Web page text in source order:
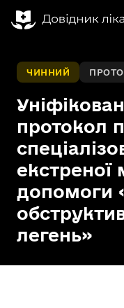
ЧИННИЙ
протокол
екстреної
допомоги
легень»